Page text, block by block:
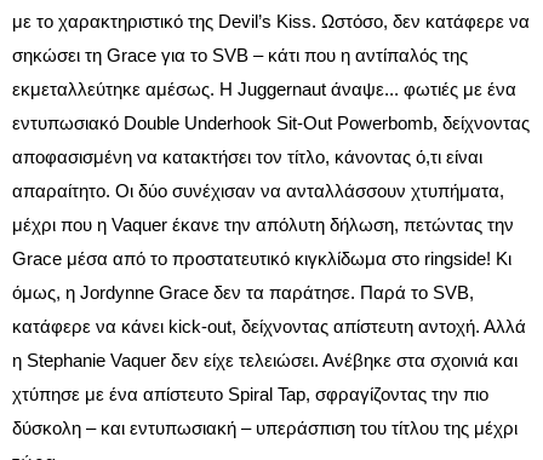
με το χαρακτηριστικό της Devil’s Kiss. Ωστόσο, δεν κατάφερε να
σηκώσει τη Grace για το SVB – κάτι που η αντίπαλός της
εκμεταλλεύτηκε αμέσως. Η Juggernaut άναψε... φωτιές με ένα
εντυπωσιακό Double Underhook Sit-Out Powerbomb, δείχνοντας
αποφασισμένη να κατακτήσει τον τίτλο, κάνοντας ό,τι είναι
απαραίτητο. Οι δύο συνέχισαν να ανταλλάσσουν χτυπήματα,
μέχρι που η Vaquer έκανε την απόλυτη δήλωση, πετώντας την
Grace μέσα από το προστατευτικό κιγκλίδωμα στο ringside! Κι
όμως, η Jordynne Grace δεν τα παράτησε. Παρά το SVB,
κατάφερε να κάνει kick-out, δείχνοντας απίστευτη αντοχή. Αλλά
η Stephanie Vaquer δεν είχε τελειώσει. Ανέβηκε στα σχοινιά και
χτύπησε με ένα απίστευτο Spiral Tap, σφραγίζοντας την πιο
δύσκολη – και εντυπωσιακή – υπεράσπιση του τίτλου της μέχρι